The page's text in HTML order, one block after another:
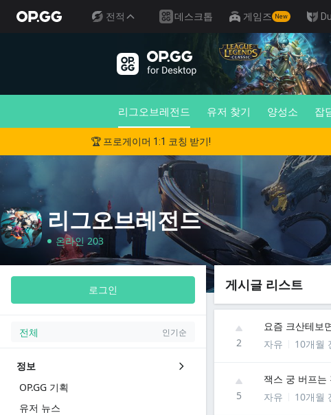
전적 데스크톱 게임즈 New
리그오브레전드 유저 찾기 양성소 잡
🏆 프로게이머 1:1 코칭 받기!
리그오브레전드
온라인 203
로그인
전체 인기순
정보
OP.GG 기획
유저 뉴스
게시글 리스트
2
요즘 크산테보
자유
10개월
5
잭스 궁 버프는
자유
10개월